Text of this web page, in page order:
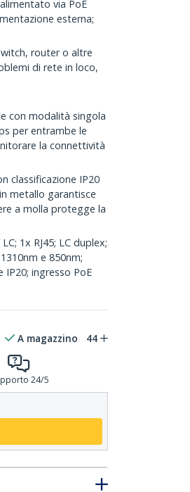
via PoE
esterna;
router o altre
di rete in loco,
con modalità singola
per entrambe le
la connettività
classificazione IP20
metallo garantisce
a molla protegge la
1x RJ45; LC duplex;
e 850nm;
ingresso PoE
A magazzino 44
24/5